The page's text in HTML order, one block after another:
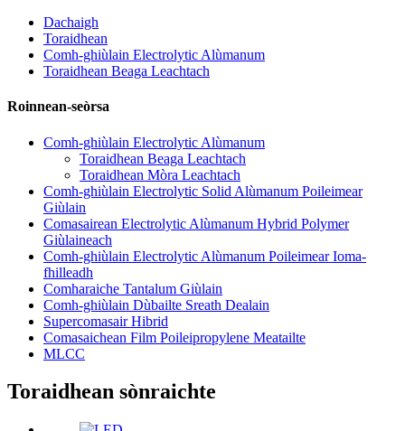
Dachaigh
Toraidhean
Comh-ghiùlain Electrolytic Alùmanum
Toraidhean Beaga Leachtach
Roinnean-seòrsa
Comh-ghiùlain Electrolytic Alùmanum
Toraidhean Beaga Leachtach
Toraidhean Mòra Leachtach
Comh-ghiùlain Electrolytic Solid Alùmanum Poileimear
Giùlain
Comasairean Electrolytic Alùmanum Hybrid Polymer
Giùlaineach
Comh-ghiùlain Electrolytic Alùmanum Poileimear Ioma-
fhilleadh
Comharaiche Tantalum Giùlain
Comh-ghiùlain Dùbailte Sreath Dealain
Supercomasair Hibrid
Comasaichean Film Poileipropylene Meatailte
MLCC
Toraidhean sònraichte